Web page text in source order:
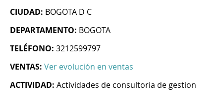
CIUDAD: BOGOTA D C
DEPARTAMENTO: BOGOTA
TELÉFONO: 3212599797
VENTAS: Ver evolución en ventas
ACTIVIDAD: Actividades de consultoria de gestion